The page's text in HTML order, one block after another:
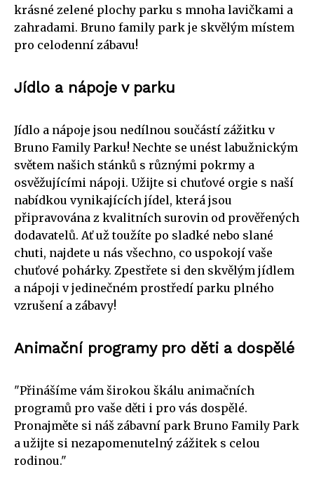
krásné zelené plochy parku s mnoha lavičkami a
zahradami. Bruno family park je skvělým místem
pro celodenní zábavu!
Jídlo a nápoje v parku
Jídlo a nápoje jsou nedílnou součástí zážitku v
Bruno Family Parku! Nechte se unést labužnickým
světem našich stánků s různými pokrmy a
osvěžujícími nápoji. Užijte si chuťové orgie s naší
nabídkou vynikajících jídel, která jsou
připravována z kvalitních surovin od prověřených
dodavatelů. Ať už toužíte po sladké nebo slané
chuti, najdete u nás všechno, co uspokojí vaše
chuťové pohárky. Zpestřete si den skvělým jídlem
a nápoji v jedinečném prostředí parku plného
vzrušení a zábavy!
Animační programy pro děti a dospělé
"Přinášíme vám širokou škálu animačních
programů pro vaše děti i pro vás dospělé.
Pronajměte si náš zábavní park Bruno Family Park
a užijte si nezapomenutelný zážitek s celou
rodinou."